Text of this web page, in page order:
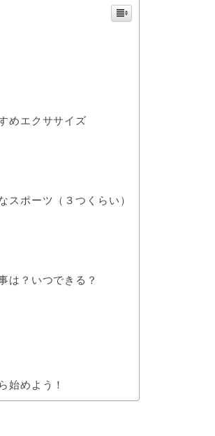
めエクササイズ
スポーツ（３つくらい）
は？いつできる？
始めよう！